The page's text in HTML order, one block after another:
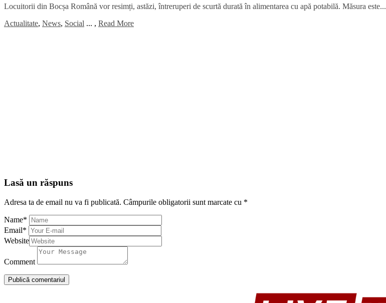
Locuitorii din Bocșa Română vor resimți, astăzi, întreruperi de scurtă durată în alimentarea cu apă potabilă. Măsura este...
Actualitate, News, Social ... , Read More
Lasă un răspuns
Adresa ta de email nu va fi publicată. Câmpurile obligatorii sunt marcate cu *
Name*
Email*
Website
Comment